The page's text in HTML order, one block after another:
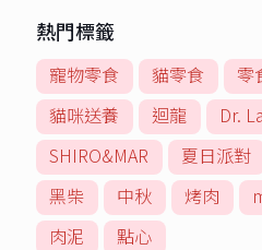
熱門標籤
寵物零食 貓零食 零
貓咪送養
迴龍 Dr.
SHIRO&MAR
夏日派對
黑柴
中秋 烤肉
肉泥
點心